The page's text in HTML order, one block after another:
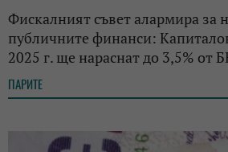
Фискалният съвет алармира за
публичните финанси:
2025 г. ще нараснат до 3,5% от
ПАРИТЕ